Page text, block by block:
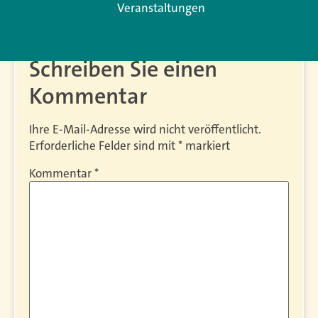
Schreiben Sie einen
Kommentar
Ihre E-Mail-Adresse wird nicht veröffentlicht.
Erforderliche Felder sind mit* markiert
Kommentar*
Veranstaltungen